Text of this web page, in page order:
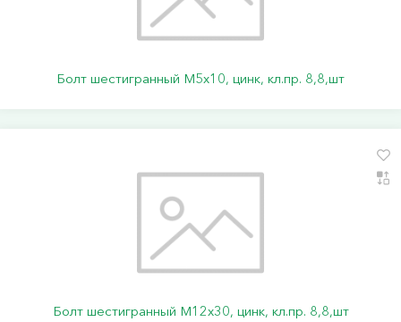
Болт шестигранный М5х10, цинк, кл.пр. 8,8,шт
Болт шестигранный М12х30, цинк, кл.пр. 8,8,шт